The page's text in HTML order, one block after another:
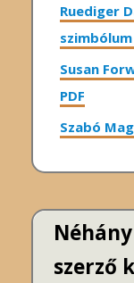
Ruediger
szimbólum
Susan
PDF
Szabó
szerző